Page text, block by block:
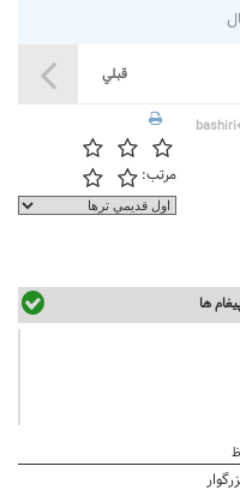
قبلي
bashiri
مرتب:
ها